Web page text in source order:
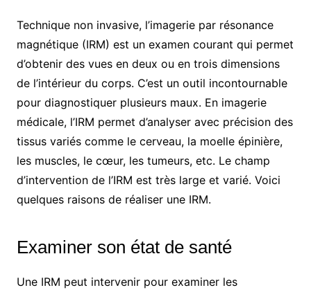
Technique non invasive, l’imagerie par résonance
magnétique (IRM) est un examen courant qui permet
d’obtenir des vues en deux ou en trois dimensions
de l’intérieur du corps. C’est un outil incontournable
pour diagnostiquer plusieurs maux. En imagerie
médicale, l’IRM permet d’analyser avec précision des
tissus variés comme le cerveau, la moelle épinière,
les muscles, le cœur, les tumeurs, etc. Le champ
d’intervention de l’IRM est très large et varié. Voici
quelques raisons de réaliser une IRM.
Examiner son état de santé
Une IRM peut intervenir pour examiner les